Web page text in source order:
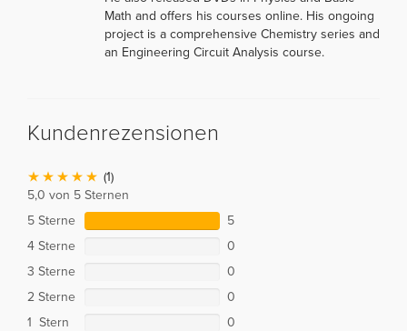
Math and offers his courses online. His ongoing
project is a comprehensive Chemistry series and
an Engineering Circuit Analysis course.
Kundenrezensionen
(1)
5,0 von 5 Sternen
5 Sterne
5
4 Sterne
0
3 Sterne
0
2 Sterne
0
1 Stern
0